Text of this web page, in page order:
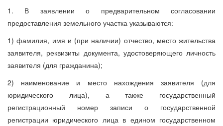
1. В заявлении о предварительном согласовании
предоставления земельного участка указываются:
1) фамилия, имя и (при наличии) отчество, место жительства
заявителя, реквизиты документа, удостоверяющего личность
заявителя (для гражданина);
2) наименование и место нахождения заявителя (для
юридического лица), а также государственный
регистрационный номер записи о государственной
регистрации юридического лица в едином государственном